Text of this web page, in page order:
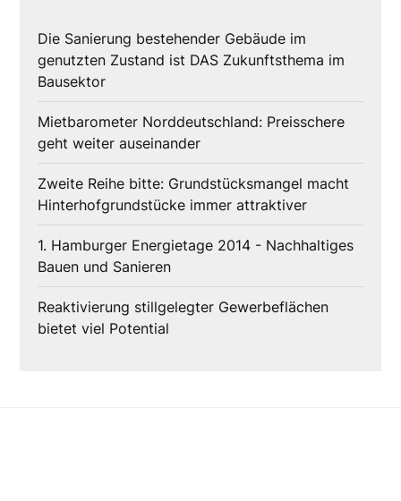
Die Sanierung bestehender Gebäude im
genutzten Zustand ist DAS Zukunftsthema im
Bausektor
Mietbarometer Norddeutschland: Preisschere
geht weiter auseinander
Zweite Reihe bitte: Grundstücksmangel macht
Hinterhofgrundstücke immer attraktiver
1. Hamburger Energietage 2014 - Nachhaltiges
Bauen und Sanieren
Reaktivierung stillgelegter Gewerbeflächen
bietet viel Potential